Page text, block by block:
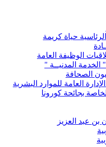
حياة كريمة
الوظيفة العامة
الصحافة
العامة للموارد البشرية
بجائحة كورونا
بن عبد العزيز